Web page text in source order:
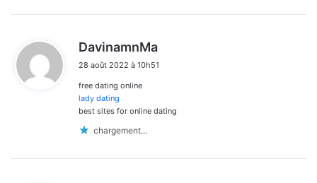
DavinamnMa
t
28 août 2022 à 10h51
free dating online
lady dating
best sites for online dating
chargement…